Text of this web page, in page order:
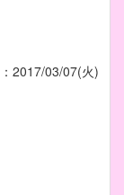
： 2017/03/07(火)